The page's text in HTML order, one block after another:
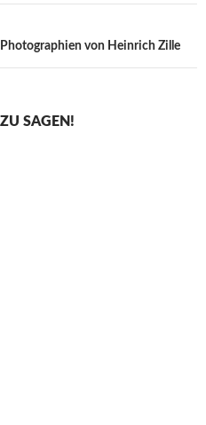
von Heinrich Zille
SAGEN!